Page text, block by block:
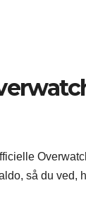
så du ved,